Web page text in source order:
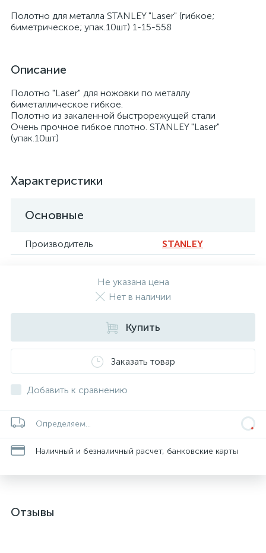
Полотно для металла STANLEY "Laser" (гибкое;
биметрическое; упак.10шт) 1-15-558
Описание
Полотно "Laser" для ножовки по металлу
биметаллическое гибкое.
Полотно из закаленной быстрорежущей стали
Очень прочное гибкое плотно. STANLEY "Laser"
(упак.10шт)
Характеристики
Основные
Производитель STANLEY
Не указана цена
Нет в наличии
Купить
Заказать товар
Добавить к сравнению
Определяем...
Наличный и безналичный расчет, банковские карты
Отзывы